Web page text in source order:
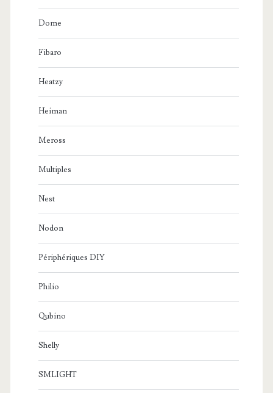
Dome
Fibaro
Heatzy
Heiman
Meross
Multiples
Nest
Nodon
Périphériques DIY
Philio
Qubino
Shelly
SMLIGHT